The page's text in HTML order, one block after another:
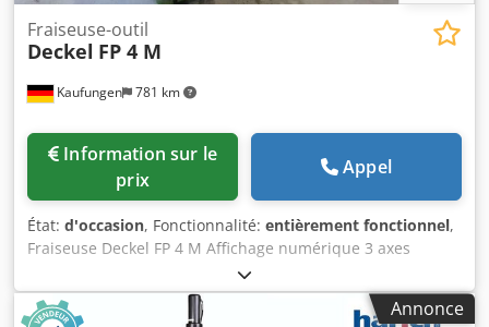
Kaufungen 781 km
Fraiseuse-outil
Deckel FP 4 M
prix
Appel
État: d'occasion, Fonctionnalité: entièrement fonctionnel,
Fraiseuse Deckel FP 4 M Affichage numérique 3 axes
Heidenhain Zone de travail : 500 x 400 x 400 mm Puissance
d'entraînement : 4 kW Table fixe 800 x 460 mm Bac à
copeaux Cône de broche SK 40 Plage de vitesse n 50-2500
Annonce